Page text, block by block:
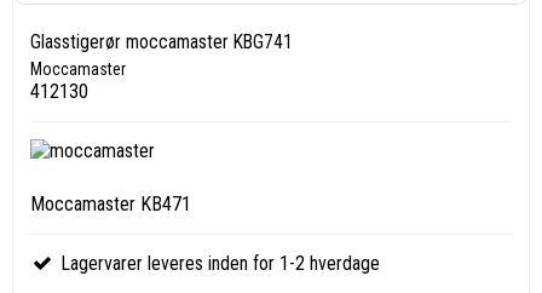
Glasstigerør moccamaster KBG741
Moccamaster
412130
Moccamaster KB471
Lagervarer leveres inden for 1-2 hverdage